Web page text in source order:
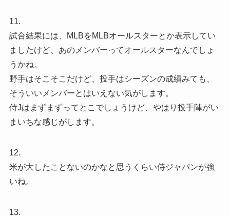
11.
試合結果には、MLBをMLBオールスターとか表示してい
ましたけど、あのメンバーってオールスターなんでしょ
うかね。
野手はそこそこだけど、投手はシーズンの成績みても、
そういいメンバーとはいえない気がします。
侍Jはまずまずってとこでしょうけど、やはり投手陣がい
まいちな感じがします。
12.
米が大したことないのかなと思うくらい侍ジャパンが強
いね。
13.